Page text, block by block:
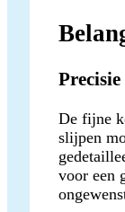
De fijne
slijpen
voor een